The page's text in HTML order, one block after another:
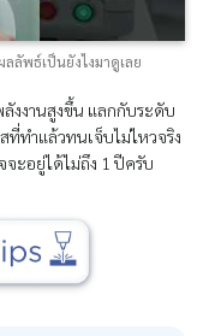
ลัพธ์เป็นยังไงมาดูเลย
งงานสูงขึ้น แลกกับระดับ
ทำแล้วทนเจ็บไม่ไหวจริง
ะอยู่ได้ไม่ถึง 1 ปีครับ